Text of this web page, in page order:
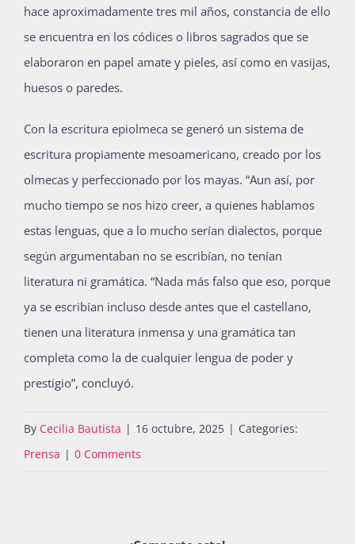
hace aproximadamente tres mil años, constancia de ello
se encuentra en los códices o libros sagrados que se
elaboraron en papel amate y pieles, así como en vasijas,
huesos o paredes.
Con la escritura epiolmeca se generó un sistema de
escritura propiamente mesoamericano, creado por los
olmecas y perfeccionado por los mayas. “Aun así, por
mucho tiempo se nos hizo creer, a quienes hablamos
estas lenguas, que a lo mucho serían dialectos, porque
según argumentaban no se escribían, no tenían
literatura ni gramática. “Nada más falso que eso, porque
ya se escribían incluso desde antes que el castellano,
tienen una literatura inmensa y una gramática tan
completa como la de cualquier lengua de poder y
prestigio”, concluyó.
By Cecilia Bautista | 16 octubre, 2025 | Categories:
Prensa | 0 Comments